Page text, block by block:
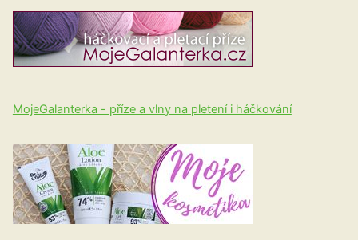
MojeGalanterka - příze a vlny na pletení i háčkování